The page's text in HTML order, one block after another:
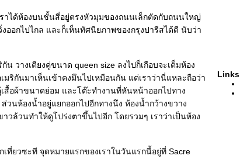
ราได้ห้องบนชั้นสี่อยู่ตรงหัวมุมของถนนเล็กตัดกับถนนใหญ่
ออกไปไกล และก็เห็นทัศนียภาพของกรุงปารีสได้ดี นับว่า
วางเตียงคู่ขนาด queen size ลงไปก็เกือบจะเต็มห้อง
ริกันมาเห็นเข้าคงมึนไปเหมือนกัน แต่เราว่านี่แหละถือว่า
สื้อผ้าขนาดย่อม และโต๊ะทำงานที่หันหน้าออกไปทาง
นห้องน้ำอยู่แยกออกไปอีกทางนึง ห้องน้ำกว้างขวาง
ล้วนทำให้ดูโปร่งตาขึ้นไปอีก โดยรวมๆ เราว่าเป็นห้อง
เที่ยวซะที จุดหมายแรกของเราในวันแรกนี้อยู่ที่ Sacre
Links